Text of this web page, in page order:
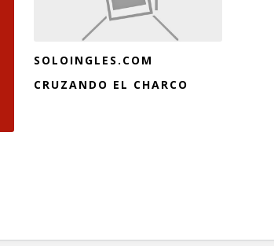
SOLOINGLES.COM
CRUZANDO EL CHARCO